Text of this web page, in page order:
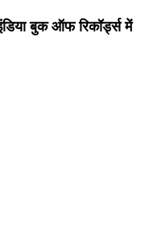
बुक ऑफ रिकॉर्ड्स में